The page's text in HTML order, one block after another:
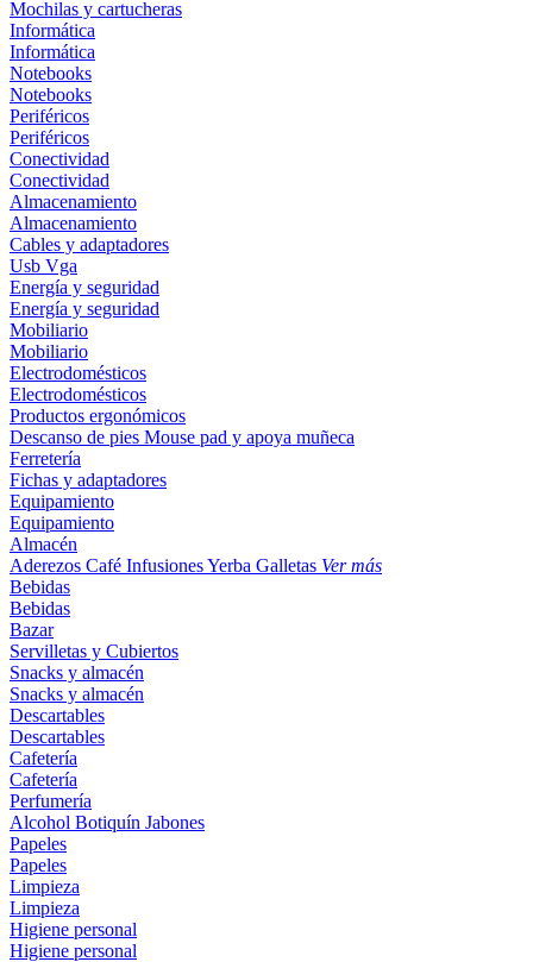
Mochilas y cartucheras
Informática
Informática
Notebooks
Notebooks
Periféricos
Periféricos
Conectividad
Conectividad
Almacenamiento
Almacenamiento
Cables y adaptadores
Usb Vga
Energía y seguridad
Energía y seguridad
Mobiliario
Mobiliario
Electrodomésticos
Electrodomésticos
Productos ergonómicos
Descanso de pies Mouse pad y apoya muñeca
Ferretería
Fichas y adaptadores
Equipamiento
Equipamiento
Almacén
Aderezos Café InfusionesYerba Galletas Ver más
Bebidas
Bebidas
Bazar
Servilletas y Cubiertos
Snacks y almacén
Snacks y almacén
Descartables
Descartables
Cafetería
Cafetería
Perfumería
Alcohol Botiquín Jabones
Papeles
Papeles
Limpieza
Limpieza
Higiene personal
Higiene personal